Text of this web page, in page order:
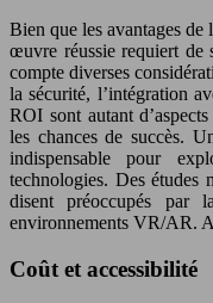
Bien que les avantages
œuvre réussie requiert de
compte diverses
la sécurité, l’intégration
ROI sont autant
les chances de succès.
indispensable pour
technologies. Des études
disent préoccupés par
environnements VR/AR.
Coût et accessibilité